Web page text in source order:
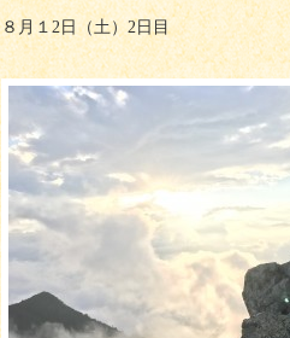
８月１2日（土）2日目